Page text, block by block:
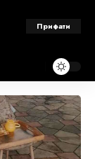
Прифати